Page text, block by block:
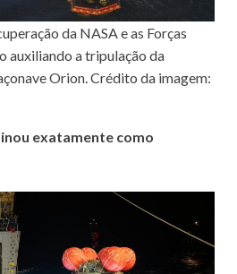
da NASA e as Forças
auxiliando a tripulação da
Orion. Crédito da imagem:
exatamente como